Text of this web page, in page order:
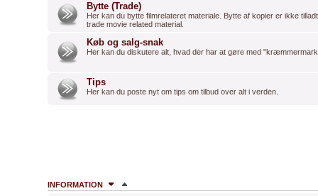
Bytte (Trade)
Her kan du bytte filmrelateret materiale. Bytte af kopier er ikke
trade movie related material.
Køb og salg-snak
Her kan du diskutere alt, hvad der har at gøre med
Tips
Her kan du poste nyt om tips om tilbud over alt i verden.
INFORMATION